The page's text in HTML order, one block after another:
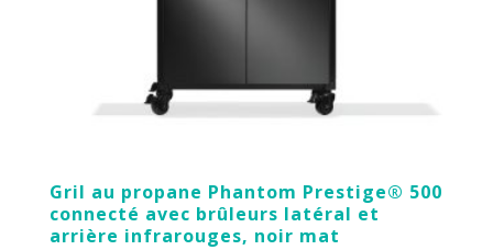
Gril au propane Phantom Prestige® 500
connecté avec brûleurs latéral et
arrière infrarouges, noir mat